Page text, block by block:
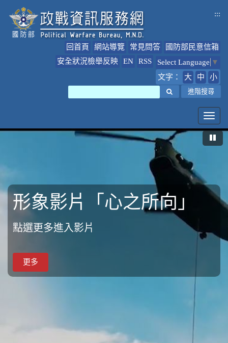
:::
回首頁 網站導覽 常見問答
國防部民意信箱
安全狀況檢舉反映
EN RSS Select Language ▼
文字：
大 中 小
進階搜尋
形象影片「心之所向」
點選更多進入影片
更多
形象影片「堅持與守護」
影片連結
更多
國軍心理健康照護方案
國軍心理健康照護方案
更多